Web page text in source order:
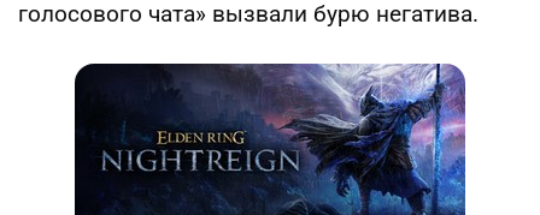
голосового чата» вызвали бурю негатива.